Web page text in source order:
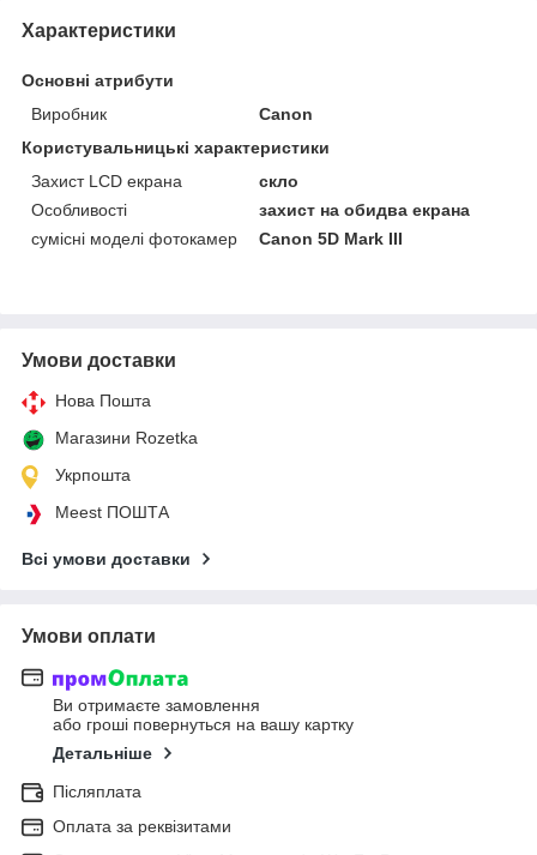
Характеристики
Основні атрибути
Виробник
Canon
Користувальницькі характеристики
Захист LCD екрана
скло
Особливості
захист на обидва екрана
сумісні моделі фотокамер
Canon 5D Mark III
Умови доставки
Нова Пошта
Магазини Rozetka
Укрпошта
Meest ПОШТА
Всі умови доставки
Умови оплати
Ви отримаєте замовлення
або гроші повернуться на вашу картку
Детальніше
Післяплата
Оплата за реквізитами